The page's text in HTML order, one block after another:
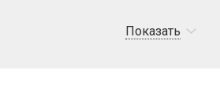
Показать